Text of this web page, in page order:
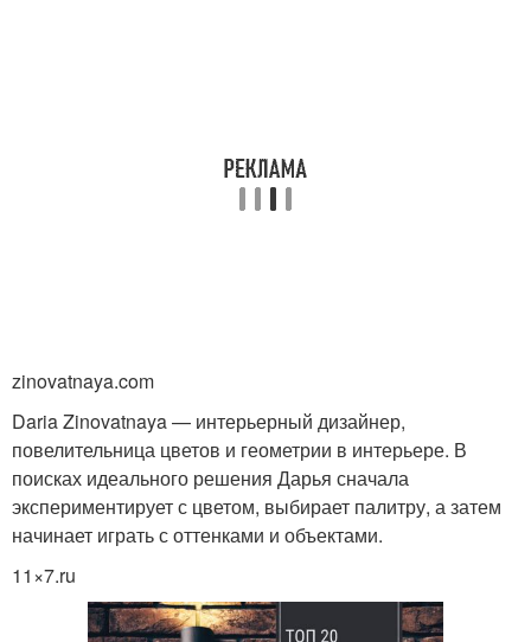
zinovatnaya.com
Daria Zinovatnaya — интерьерный дизайнер,
повелительница цветов и геометрии в интерьере. В
поисках идеального решения Дарья сначала
экспериментирует с цветом, выбирает палитру, а затем
начинает играть с оттенками и объектами.
11×7.ru